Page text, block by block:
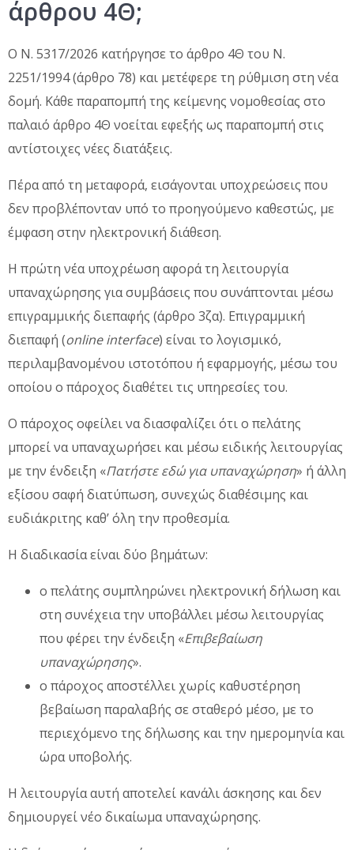
άρθρου 4Θ;
Ο Ν. 5317/2026 κατήργησε το άρθρο 4Θ του Ν.
2251/1994 (άρθρο 78) και μετέφερε τη ρύθμιση στη νέα
δομή. Κάθε παραπομπή της κείμενης νομοθεσίας στο
παλαιό άρθρο 4Θ νοείται εφεξής ως παραπομπή στις
αντίστοιχες νέες διατάξεις.
Πέρα από τη μεταφορά, εισάγονται υποχρεώσεις που
δεν προβλέπονταν υπό το προηγούμενο καθεστώς, με
έμφαση στην ηλεκτρονική διάθεση.
Η πρώτη νέα υποχρέωση αφορά τη λειτουργία
υπαναχώρησης για συμβάσεις που συνάπτονται μέσω
επιγραμμικής διεπαφής (άρθρο 3ζα). Επιγραμμική
διεπαφή (online interface) είναι το λογισμικό,
περιλαμβανομένου ιστοτόπου ή εφαρμογής, μέσω του
οποίου ο πάροχος διαθέτει τις υπηρεσίες του.
Ο πάροχος οφείλει να διασφαλίζει ότι ο πελάτης
μπορεί να υπαναχωρήσει και μέσω ειδικής λειτουργίας
με την ένδειξη «Πατήστε εδώ για υπαναχώρηση» ή άλλη
εξίσου σαφή διατύπωση, συνεχώς διαθέσιμης και
ευδιάκριτης καθ’ όλη την προθεσμία.
Η διαδικασία είναι δύο βημάτων:
ο πελάτης συμπληρώνει ηλεκτρονική δήλωση και
στη συνέχεια την υποβάλλει μέσω λειτουργίας
που φέρει την ένδειξη «Επιβεβαίωση
υπαναχώρησης».
ο πάροχος αποστέλλει χωρίς καθυστέρηση
βεβαίωση παραλαβής σε σταθερό μέσο, με το
περιεχόμενο της δήλωσης και την ημερομηνία και
ώρα υποβολής.
Η λειτουργία αυτή αποτελεί κανάλι άσκησης και δεν
δημιουργεί νέο δικαίωμα υπαναχώρησης.